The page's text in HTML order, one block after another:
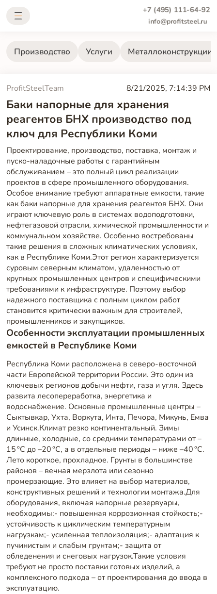
+7 (495) 111-64-92
info@profitsteel.ru
Производство Услуги Металлоконструкции
ProfitSteelTeam 8/21/2025, 7:14:39 PM
Баки напорные для хранения
реагентов БНХ производство под
ключ для Республики Коми
Проектирование, производство, поставка, монтаж и
пуско-наладочные работы с гарантийным
обслуживанием – это полный цикл реализации
проектов в сфере промышленного оборудования.
Особое внимание требуют аппаратные емкости, такие
как баки напорные для хранения реагентов БНХ. Они
играют ключевую роль в системах водоподготовки,
нефтегазовой отрасли, химической промышленности и
коммунальном хозяйстве. Особенно востребованы
такие решения в сложных климатических условиях,
как в Республике Коми.Этот регион характеризуется
суровым северным климатом, удаленностью от
крупных промышленных центров и специфическими
требованиями к инфраструктуре. Поэтому выбор
надежного поставщика с полным циклом работ
становится критически важным для строителей,
промышленников и закупщиков.
Особенности эксплуатации промышленных
емкостей в Республике Коми
Республика Коми расположена в северо-восточной
части Европейской территории России. Это один из
ключевых регионов добычи нефти, газа и угля. Здесь
развита лесопереработка, энергетика и
водоснабжение. Основные промышленные центры –
Сыктывкар, Ухта, Воркута, Инта, Печора, Микунь, Емва
и Усинск.Климат резко континентальный. Зимы
длинные, холодные, со средними температурами от –
15 °C до –20 °C, а в отдельные периоды – ниже –40 °C.
Лето короткое, прохладное. Грунты в большинстве
районов – вечная мерзлота или сезонно
промерзающие. Это влияет на выбор материалов,
конструктивных решений и технологии монтажа.Для
оборудования, включая напорные резервуары,
необходимы:- повышенная коррозионная стойкость;-
устойчивость к циклическим температурным
нагрузкам;- усиленная теплоизоляция;- адаптация к
пучинистым и слабым грунтам;- защита от
обледенения и снеговых нагрузок.Такие условия
требуют не просто поставки готовых изделий, а
комплексного подхода – от проектирования до ввода в
эксплуатацию.